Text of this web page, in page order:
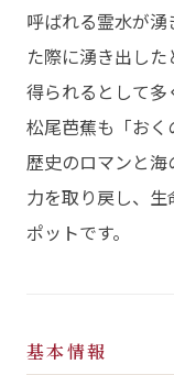
呼ばれる霊水が
た際に湧き出し
得られるとして
松尾芭蕉も「おく
歴史のロマンと
力を取り戻し、
ポットです。
基本情報